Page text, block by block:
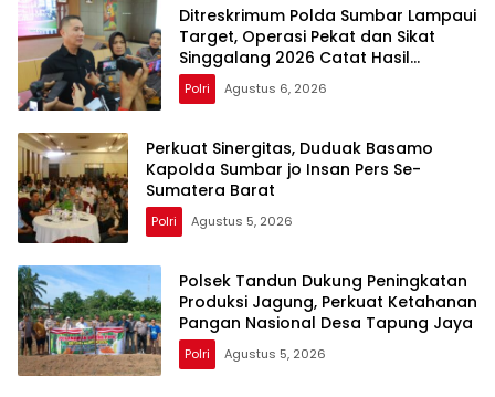
Ditreskrimum Polda Sumbar Lampaui
Target, Operasi Pekat dan Sikat
Singgalang 2026 Catat Hasil
Maksimal
Polri Agustus 6, 2026
Perkuat Sinergitas, Duduak Basamo
Kapolda Sumbar jo Insan Pers Se-
Sumatera Barat
Polri Agustus 5, 2026
Polsek Tandun Dukung Peningkatan
Produksi Jagung, Perkuat Ketahanan
Pangan Nasional Desa Tapung Jaya
Polri Agustus 5, 2026